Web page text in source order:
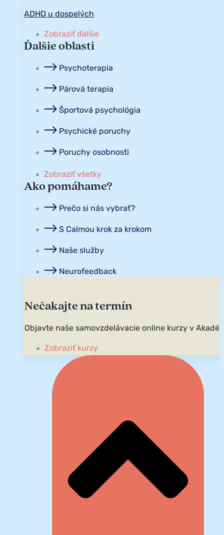
ADHD u dospelých
Zobraziť ďalšie
Ďalšie oblasti
Psychoterapia
Párová terapia
Športová psychológia
Psychické poruchy
Poruchy osobnosti
Zobraziť všetky
Ako pomáhame?
Prečo si nás vybrať?
S Calmou krok za krokom
Naše služby
Neurofeedback
Nečakajte na termín
Objavte naše samovzdelávacie online kurzy v
Zobraziť kurzy